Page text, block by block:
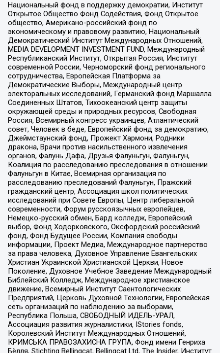
Национальный фонд в поддержку демократии, Институт
Открытое Общество Фонд Содействия, Фонд Открытое
общество, Американо-российский фонд по
экономическому и правовому развитию, Национальный
Демократический Институт Международных Отношений,
MEDIA DEVELOPMENT INVESTMENT FUND, Международный
Республиканский Институт, Открытая Россия, Институт
современной России, Черноморский фонд регионального
сотрудничества, Европейская Платформа за
Демократические Выборы, Международный центр
электоральных исследований, Германский фонд Маршалла
Соединенных Штатов, Тихоокеанский центр защиты
окружающей среды и природных ресурсов, Свободная
Россия, Всемирный конгресс украинцев, Атлантический
совет, Человек в беде, Европейский фонд за демократию,
Джеймстаунский фонд, Прожект Хармони, Родники
дракона, Врачи против насильственного извлечения
органов, Фалунь Дафа, Друзья Фалуньгун, Фалуньгун,
Коалиция по расследованию преследования в отношении
Фалуньгун в Китае, Всемирная организация по
расследованию преследований Фалуньгун, Пражский
гражданский центр, Ассоциация школ политических
исследований при Совете Европы, Центр либеральной
современности, Форум русскоязычных европейцев,
Немецко-русский обмен, Бард колледж, Европейский
выбор, Фонд Ходорковского, Оксфордский российский
фонд, Фонд Будущее России, Компания свободы
информации, Проект Медиа, Международное партнерство
за права человека, Духовное Управление Евангельских
Христиан Украинской Христианской Церкви, Новое
Поколение, Духовное Учебное Заведение Международный
Библейский Колледж, Международное христианское
движение, Всемирный Институт Саентологических
Предприятий, Церковь Духовной Технологии, Европейская
сеть организаций по наблюдению за выборами,
Республика Польша, СВОБОДНЫЙ ИДЕЛЬ-УРАЛ,
Ассоциация развития журналистики, IStories fonds,
Королевский Институт Международных Отношений,
КРИМСЬКА ПРАВОЗАХИСНА ГРУПА, Фонд имени Генриха
Бёлля, Stichting Bellingcat, Bellingcat Ltd, The Insider, Институт